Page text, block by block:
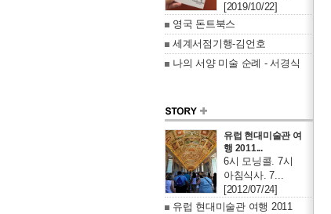
[2019/10/22]
영국 돈트북스
세계서점기행-김언호
나의 서양 미술 순례 - 서경식
유럽 현대미술관 여
행 2011...
6시 모닝콜. 7시
아침식사. 7...
[2012/07/24]
유럽 현대미술관 여행 2011